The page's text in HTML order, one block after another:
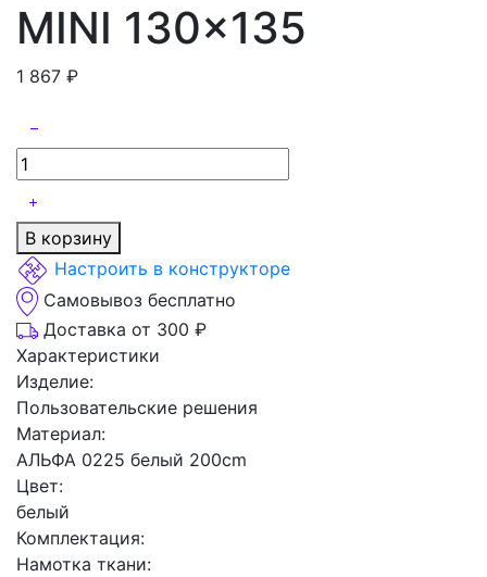
MINI 130×135
1 867 ₽
В корзину
Настроить в конструкторе
Самовывоз бесплатно
Доставка от 300 ₽
Характеристики
Изделие:
Пользовательские решения
Материал:
АЛЬФА 0225 белый 200cm
Цвет:
белый
Комплектация:
Намотка ткани: